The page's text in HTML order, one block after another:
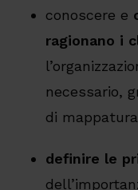
conoscere e
ragionano i
necessario,
di
definire le